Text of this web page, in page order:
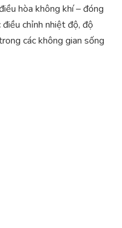
hòa không khí – đóng
chỉnh nhiệt độ, độ
các không gian sống